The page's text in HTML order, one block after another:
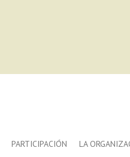
PARTICIPACIÓN LA